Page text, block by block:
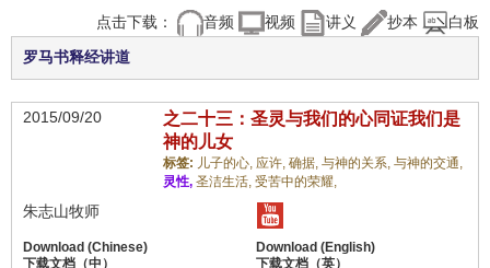
点击下载：
音频 视频 讲义 抄本 白板
罗马书释经讲道
2015/09/20
之二十三：圣灵与我们的心同证我们是
神的儿女
标签: 儿子的心, 应许, 确据, 与神的关系, 与神的交通,
灵性, 圣洁生活, 受苦中的荣耀,
朱志山牧师